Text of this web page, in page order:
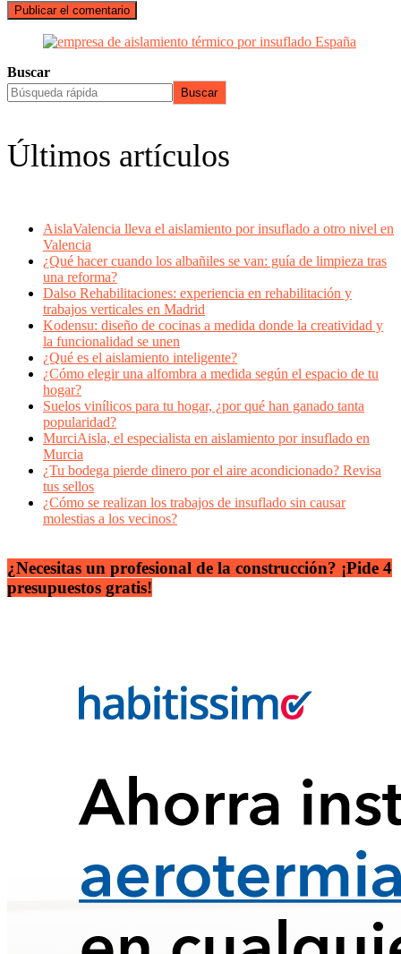
Buscar
Buscar
Últimos artículos
AislaValencia lleva el aislamiento por insuflado a otro nivel en
Valencia
¿Qué hacer cuando los albañiles se van: guía de limpieza tras
una reforma?
Dalso Rehabilitaciones: experiencia en rehabilitación y
trabajos verticales en Madrid
Kodensu: diseño de cocinas a medida donde la creatividad y
la funcionalidad se unen
¿Qué es el aislamiento inteligente?
¿Cómo elegir una alfombra a medida según el espacio de tu
hogar?
Suelos vinílicos para tu hogar, ¿por qué han ganado tanta
popularidad?
MurciAisla, el especialista en aislamiento por insuflado en
Murcia
¿Tu bodega pierde dinero por el aire acondicionado? Revisa
tus sellos
¿Cómo se realizan los trabajos de insuflado sin causar
molestias a los vecinos?
¿Necesitas un profesional de la construcción? ¡Pide 4
presupuestos gratis!